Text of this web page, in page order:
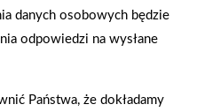
Zakupy w systemie
danych osobowych będzie
odpowiedzi na wysłane
Państwa, że dokładamy
strony, poprawy komfortu
stronie.
zapisywane na urządzeniu